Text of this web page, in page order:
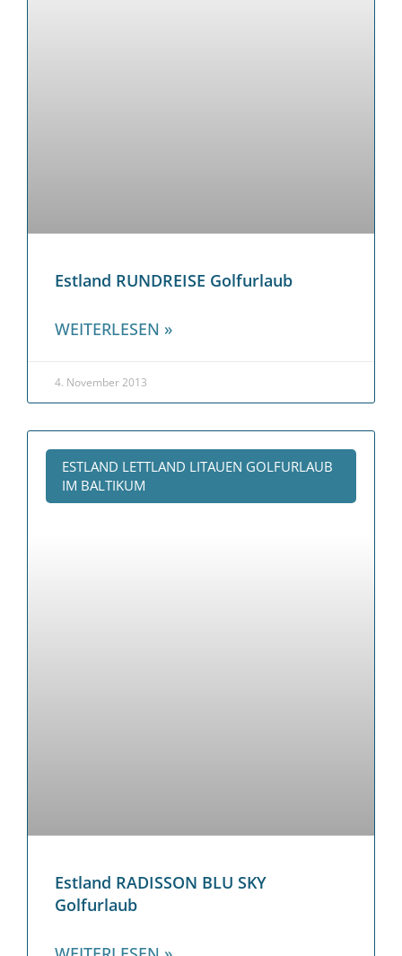
Estland RUNDREISE Golfurlaub
WEITERLESEN »
4. November 2013
ESTLAND LETTLAND LITAUEN GOLFURLAUB
IM BALTIKUM
Estland RADISSON BLU SKY
Golfurlaub